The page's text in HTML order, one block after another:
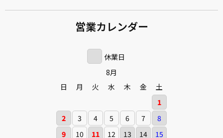
営業カレンダー
休業日
8月
日
月 火 水 木 金
土
1
2
3 4 5 6 7
8
9
10 11 12 13 14
15